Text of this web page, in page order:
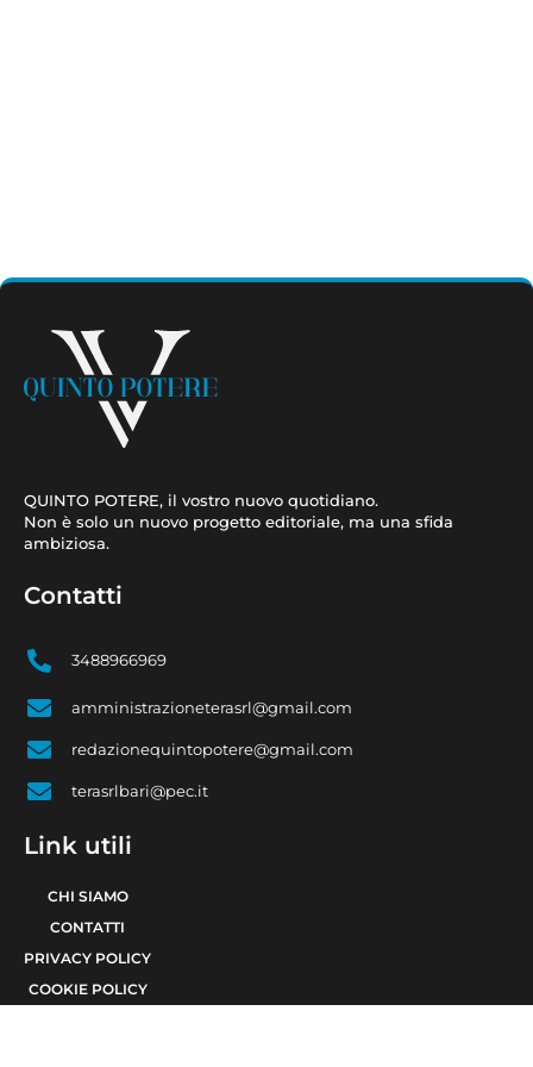
QUINTO POTERE, il vostro nuovo quotidiano.
Non è solo un nuovo progetto editoriale, ma una sfida
ambiziosa.
Contatti
3488966969
amministrazioneterasrl@gmail.com
redazionequintopotere@gmail.com
terasrlbari@pec.it
Link utili
CHI SIAMO
CONTATTI
PRIVACY POLICY
COOKIE POLICY